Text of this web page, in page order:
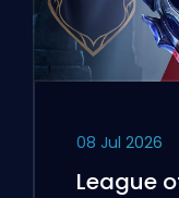
08 Jul 2026
League